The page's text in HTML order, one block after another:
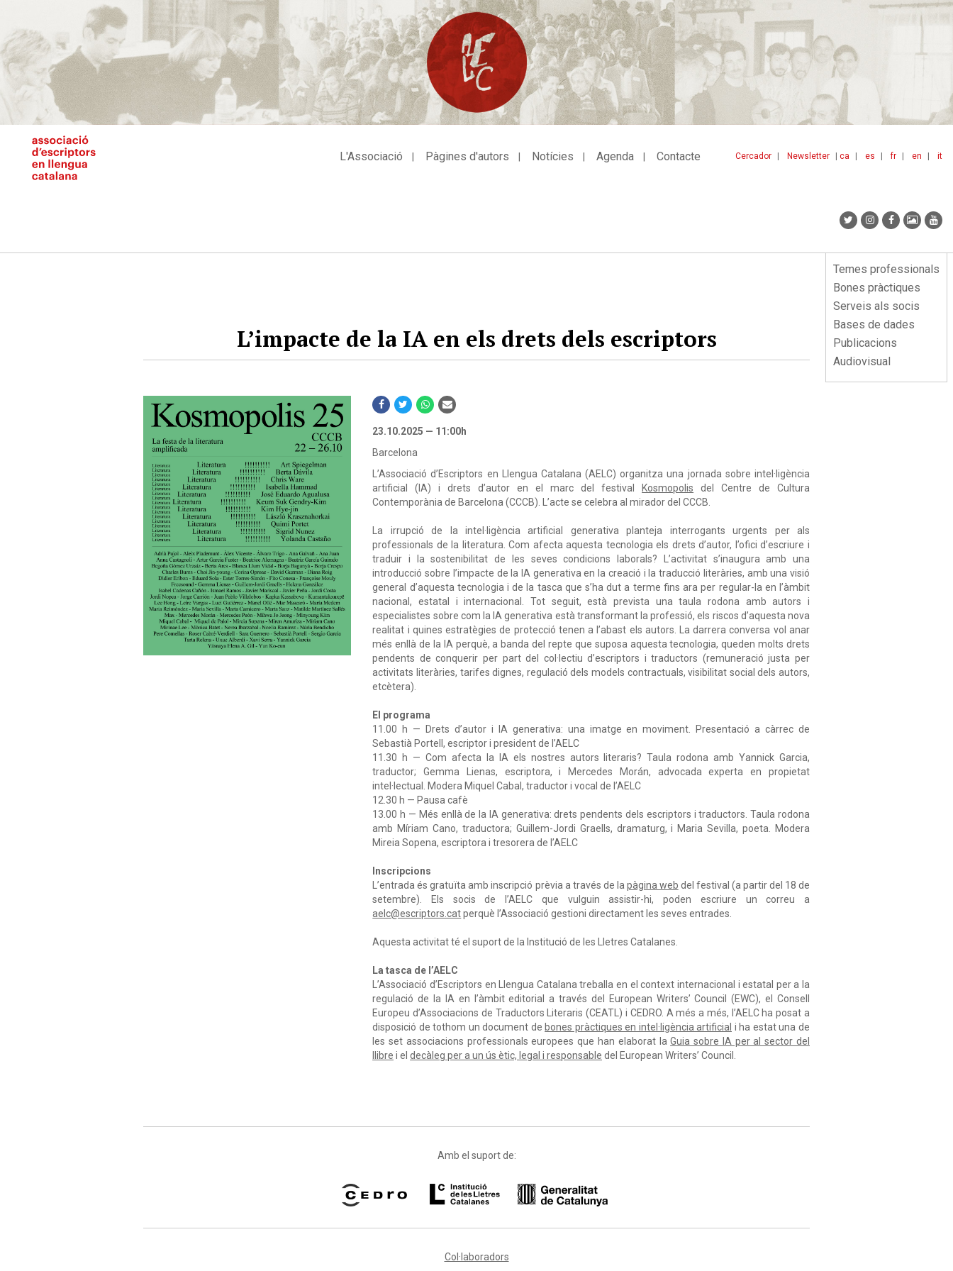
contingut
ca es fr en it
Cercador Newsletter
L'Associació Pàgines d'autors Notícies Agenda Contacte
Menu
lateral
Temes professionals
Bones pràctiques
Serveis als socis
Bases de dades
Publicacions
Audiovisual
L’impacte de la IA en els drets dels escriptors
23.10.2025 — 11:00h
Barcelona
L’Associació d’Escriptors en Llengua Catalana (AELC) organitza una jornada sobre intel·ligència
artificial (IA) i drets d’autor en el marc del festival
Kosmopolis del Centre de Cultura
Contemporània de Barcelona (CCCB). L’acte se celebra al mirador del CCCB.
La irrupció de la intel·ligència artificial generativa planteja interrogants urgents per als
professionals de la literatura. Com afecta aquesta tecnologia els drets d’autor, l’ofici d’escriure i
traduir i la sostenibilitat de les seves condicions laborals? L’activitat s’inaugura amb una
introducció sobre l’impacte de la IA generativa en la creació i la traducció literàries, amb una visió
general d’aquesta tecnologia i de la tasca que s’ha dut a terme fins ara per regular-la en l’àmbit
nacional, estatal i internacional. Tot seguit, està prevista una taula rodona amb autors i
especialistes sobre com la IA generativa està transformant la professió, els riscos d’aquesta nova
realitat i quines estratègies de protecció tenen a l’abast els autors. La darrera conversa vol anar
més enllà de la IA perquè, a banda del repte que suposa aquesta tecnologia, queden molts drets
pendents de conquerir per part del col·lectiu d’escriptors i traductors (remuneració justa per
activitats literàries, tarifes dignes, regulació dels models contractuals, visibilitat social dels autors,
etcètera).
El programa
11.00 h —
Drets d’autor i IA generativa: una imatge en moviment. Presentació a càrrec de
Sebastià Portell, escriptor i president de l’AELC
11.30 h —Com afecta la IA els nostres autors literaris? Taula rodona amb Yannick Garcia,
traductor; Gemma Lienas, escriptora, i Mercedes Morán, advocadaexperta en propietat
intel·lectual
. Modera Miquel Cabal, traductor i vocal de l’AELC
12.30 h — Pausa cafè
13.00 h — Més enllà de la IA generativa: drets pendents dels escriptors i traductors. Taula rodona
amb Míriam Cano, traductora; Guillem-Jordi Graells, dramaturg, i Maria Sevilla, poeta. Modera
Mireia Sopena, escriptora i tresorera de l’AELC
Inscripcions
L’entrada és gratuïta amb inscripció prèvia a través de la pàgina web del festival (a partir del 18 de
setembre). Els socis de l’AELC que vulguin assistir-hi, poden escriure un correu a
aelc@escriptors.catperquè l’Associació gestioni directament les seves entrades.
Aquesta activitat té el suport de la Institució de les Lletres Catalanes.
La tasca de l’AELC
L’Associació d’Escriptors en Llengua Catalana treballa en el context internacional i estatal per a la
regulació de la IA en l’àmbit editorial a través del European Writers’ Council (EWC), el Consell
Europeu d’Associacions de Traductors Literaris (CEATL) i CEDRO. A més a més, l’AELC ha posat a
disposició de tothom un document de bones pràctiques en intel·ligència artificial i ha estat una de
les set associacions professionals europees que han elaborat laGuia sobre IA per al sector del
llibre i eldecàleg per a un ús ètic, legal i responsable del European Writers’ Council.
Amb el suport de:
Col·laboradors